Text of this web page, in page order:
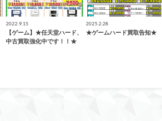
2022.9.15
【ゲーム】★任天堂ハード、
中古買取強化中です！！★
2025.2.28
★ゲームハード買取告知★